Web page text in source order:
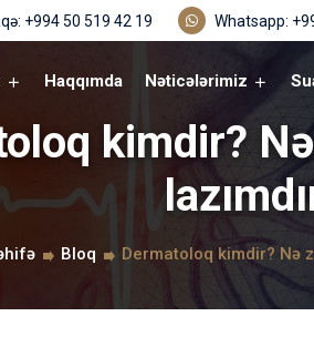
+994 50 519 42 19 Whatsapp:
Haqqımda Nəticələrimiz
kimdir?
Bloq Dermatoloq kimdir? Nə